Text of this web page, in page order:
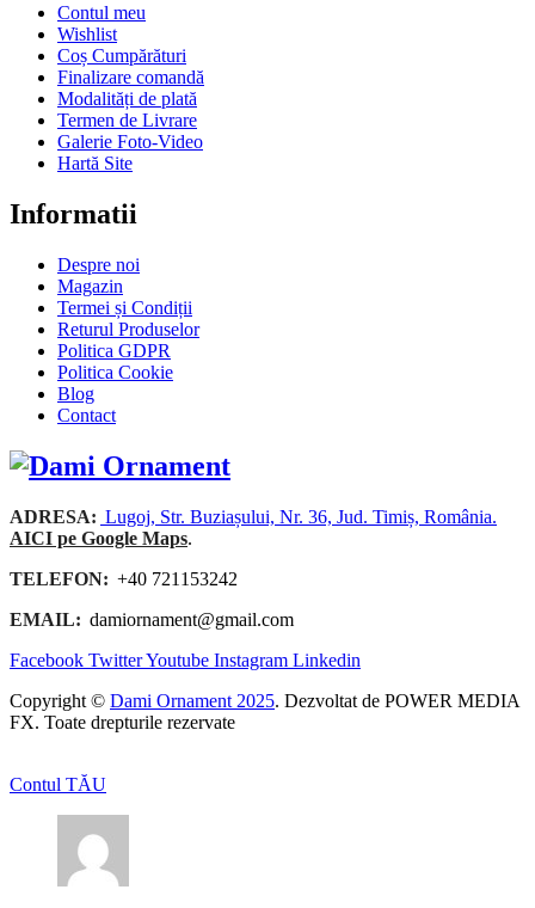
Contul meu
Wishlist
Coș Cumpărături
Finalizare comandă
Modalități de plată
Termen de Livrare
Galerie Foto-Video
Hartă Site
Informatii
Despre noi
Magazin
Termei și Condiții
Returul Produselor
Politica GDPR
Politica Cookie
Blog
Contact
ADRESA: Lugoj, Str. Buziașului, Nr. 36, Jud. Timiș, România.
AICI pe Google Maps.
TELEFON: +40 721153242
EMAIL: damiornament@gmail.com
Facebook TwitterYoutube Instagram Linkedin
Copyright © Dami Ornament 2025. Dezvoltat de POWER MEDIA
FX. Toate drepturile rezervate
Contul TĂU